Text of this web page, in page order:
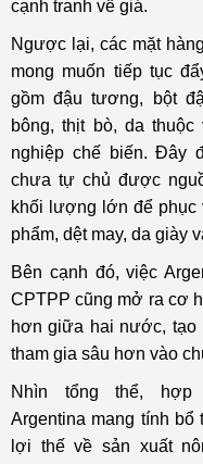
cạnh tranh về giá.
Ngược lại, các mặt
mong muốn tiếp tục
gồm đậu tương, bột
bông, thịt bò, da
nghiệp chế biến. Đây
chưa tự chủ được
khối lượng lớn để phục
phẩm, dệt may, da giày
Bên cạnh đó, việc
CPTPP cũng mở ra cơ
hơn giữa hai nước, tạo
tham gia sâu hơn vào
Nhìn tổng thể,
Argentina mang tính bổ
lợi thế về sản xuất